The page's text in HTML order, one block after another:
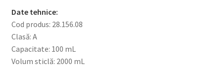
Date tehnice:
Cod produs: 28.156.08
Clasă: A
Capacitate: 100 mL
Volum sticlă: 2000 mL